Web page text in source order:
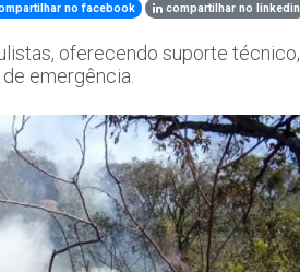
no facebook compartilhar no linkedin
oferecendo suporte técnico,
emergência.